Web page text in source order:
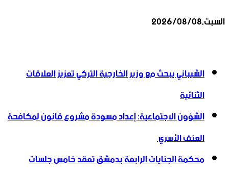
السبت,2026/08/08
الشيباني يبحث مع وزير الخارجية التركي تعزيز العلاقات
الثنائية
الشؤون الاجتماعية: إعداد مسودة مشروع قانون لمكافحة
العنف الأسري ‏
محكمة الجنايات الرابعة بدمشق تعقد خامس جلسات